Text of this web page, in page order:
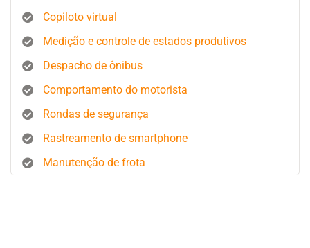
Copiloto virtual
Medição e controle de estados produtivos
Despacho de ônibus
Comportamento do motorista
Rondas de segurança
Rastreamento de smartphone
Manutenção de frota